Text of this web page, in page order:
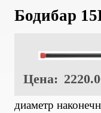
Бодибар
Цена:
диаметр